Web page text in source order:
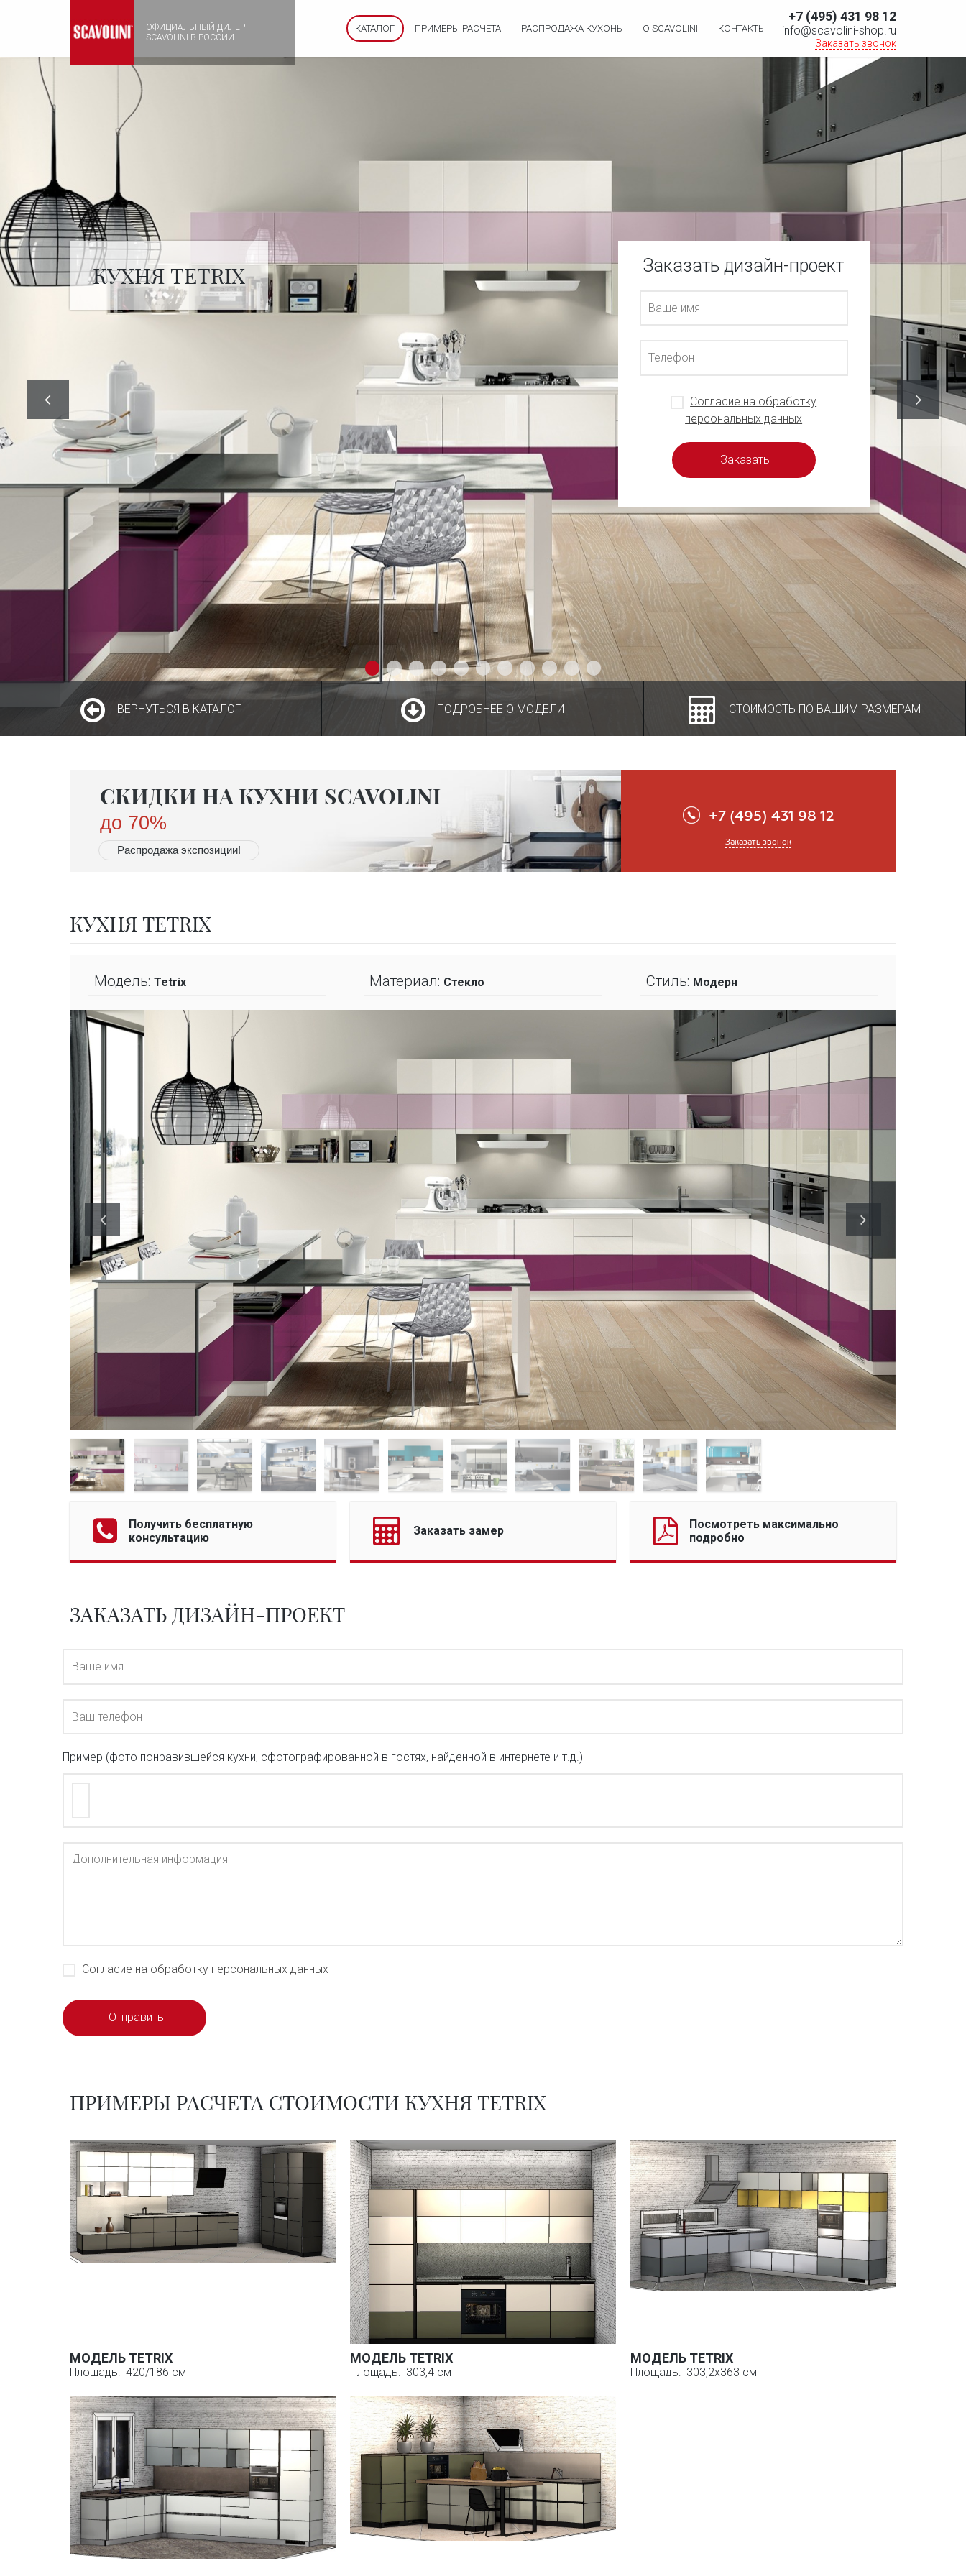
ОФИЦИАЛЬНЫЙ ДИЛЕР
SCAVOLINI В РОССИИ
+7 (495) 431 98 12
info@scavolini-shop.ru
Заказать звонок
КАТАЛОГ ПРИМЕРЫ РАСЧЕТА РАСПРОДАЖА КУХОНЬ О SCAVOLINI КОНТАКТЫ
Заказать дизайн-проект
Согласие на обработку
персональных данных
КУХНЯ TETRIX
ВЕРНУТЬСЯ В КАТАЛОГ ПОДРОБНЕЕ О МОДЕЛИ СТОИМОСТЬ ПО ВАШИМ РАЗМЕРАМ
СКИДКИ НА КУХНИ SCAVOLINI
до 70%
Распродажа экспозиции!
+7 (495) 431 98 12
Заказать звонок
КУХНЯ TETRIX
Модель: Tetrix Материал: Стекло Стиль: Модерн
Получить бесплатную
консультацию
Заказать замер
Посмотреть максимально
подробно
ЗАКАЗАТЬ ДИЗАЙН-ПРОЕКТ
Пример (фото понравившейся кухни, сфотографированной в гостях, найденной в интернете и т.д.)
Согласие на обработку персональных данных
ПРИМЕРЫ РАСЧЕТА СТОИМОСТИ КУХНЯ TETRIX
МОДЕЛЬ TETRIX
Площадь: 420/186 см
МОДЕЛЬ TETRIX
Площадь: 303,4 см
МОДЕЛЬ TETRIX
Площадь: 303,2х363 см